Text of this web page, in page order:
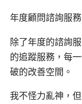
年度顧問諮詢服務
除了年度的諮詢
的追蹤服務，每
破的改善空間。
我不怪力亂神，